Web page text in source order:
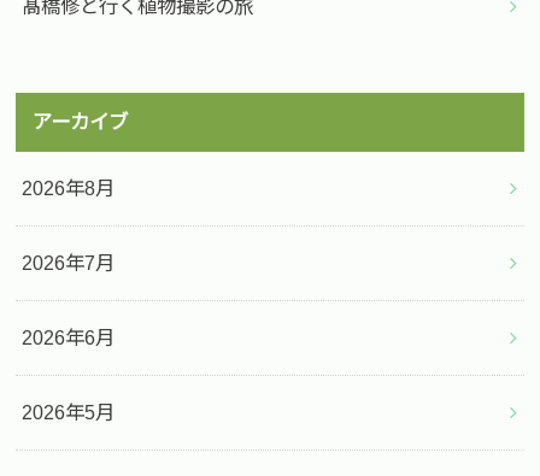
髙橋修と行く植物撮影の旅
アーカイブ
2026年8月
2026年7月
2026年6月
2026年5月